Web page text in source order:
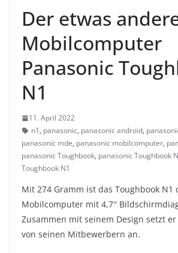
Der etwas
Mobilcomputer
Panasonic
N1
11. April 2022
n1, panasonic, panasonic android,
panasonic mde, panasonic mobilcomputer,
panasonic Toughbook, panasonic Toughbook
Toughbook N1
Mit 274 Gramm ist das Toughbook N1
Mobilcomputer mit 4,7″
Zusammen mit seinem Design setzt
von seinen Mitbewerbern an.